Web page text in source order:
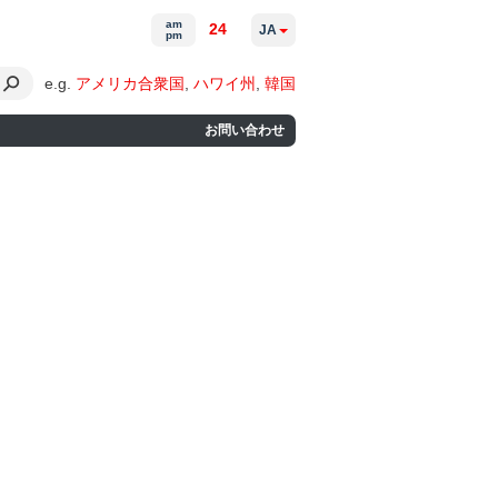
e.g. アメリカ合衆国 ハワイ州 韓国
お問い合わせ
am
pm
24 JA